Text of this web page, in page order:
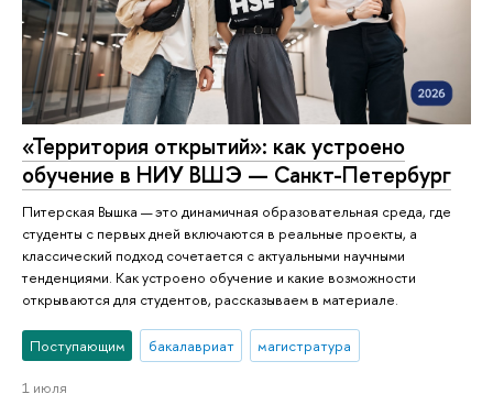
«Территория открытий»: как устроено
обучение в НИУ ВШЭ — Санкт-Петербург
Питерская Вышка — это динамичная образовательная среда, где
студенты с первых дней включаются в реальные проекты, а
классический подход сочетается с актуальными научными
тенденциями. Как устроено обучение и какие возможности
открываются для студентов, рассказываем в материале.
Поступающим бакалавриат магистратура
1 июля